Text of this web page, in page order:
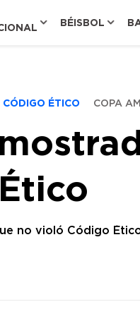
BÉISBOL
ÉTICO COPA